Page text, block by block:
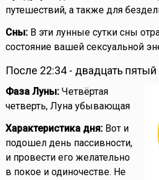
путешествий, а также для
Сны:В эти лунные сутки сны
состояние вашей сексуальной
После 22:34 - двадцать пятый
Фаза Луны:Четвёртая
четверть, Луна убывающая
Характеристика дня:Вот и
подошел день пассивности,
и провести его желательно
в покое и одиночестве. Не